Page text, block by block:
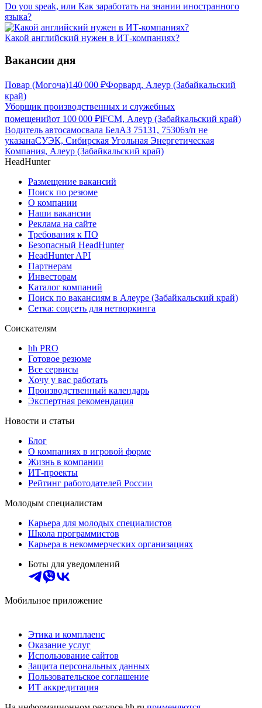
Do you speak, или Как заработать на знании иностранного
языка?
Какой английский нужен в ИТ-компаниях?
Вакансии дня
Повар (Могоча)140 000 ₽Форвард, Алеур (Забайкальский
край)
Уборщик производственных и служебных
помещенийот 100 000 ₽iFCM, Алеур (Забайкальский край)
Водитель автосамосвала БелАЗ 75131, 75306з/п не
указанаСУЭК, Сибирская Угольная Энергетическая
Компания, Алеур (Забайкальский край)
HeadHunter
Размещение вакансий
Поиск по резюме
О компании
Наши вакансии
Реклама на сайте
Требования к ПО
Безопасный HeadHunter
HeadHunter API
Партнерам
Инвесторам
Каталог компаний
Поиск по вакансиям в Алеуре (Забайкальский край)
Сетка: соцсеть для нетворкинга
Соискателям
hh PRO
Готовое резюме
Все сервисы
Хочу у вас работать
Производственный календарь
Экспертная рекомендация
Новости и статьи
Блог
О компаниях в игровой форме
Жизнь в компании
ИТ-проекты
Рейтинг работодателей России
Молодым специалистам
Карьера для молодых специалистов
Школа программистов
Карьера в некоммерческих организациях
Боты для уведомлений
Мобильное приложение
Этика и комплаенс
Оказание услуг
Использование сайтов
Защита персональных данных
Пользовательское соглашение
ИТ аккредитация